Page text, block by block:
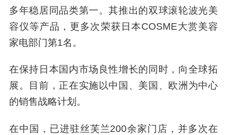
多年稳居同品类第一。其推出的双球滚轮波光美
容仪等产品，更多次荣获日本COSME大赏美容
家电部门第1名。
在保持日本国内市场良性增长的同时，向全球拓
展。目前，正在实施以中国、美国、欧洲为中心
的销售战略计划。
在中国，已进驻丝芙兰200余家门店，并多次在